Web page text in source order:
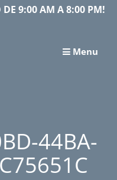
DE 9:00 AM A 8:00 PM!
Menu
44BA-